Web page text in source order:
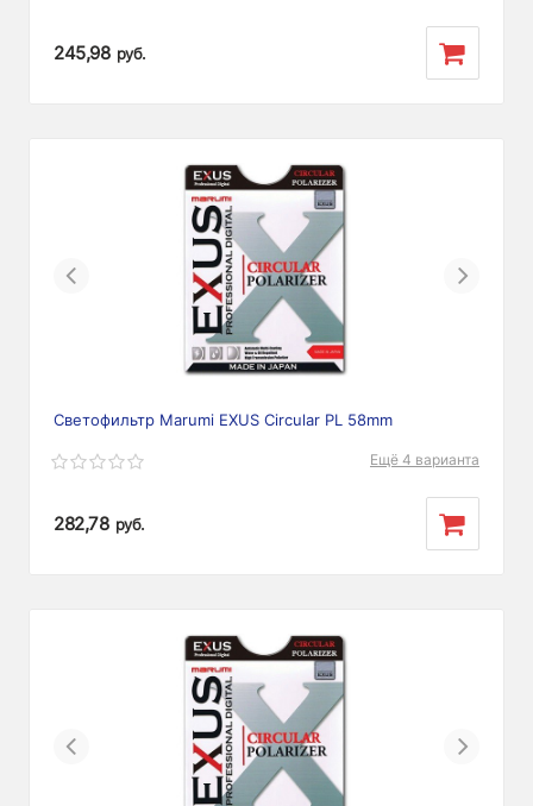
245,98 руб.
Previous Next
Светофильтр Marumi EXUS Circular PL 58mm
Ещё 4 варианта
282,78 руб.
Previous Next